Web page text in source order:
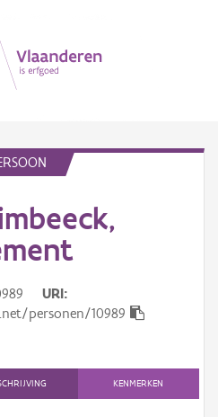
URI
personen/10989
KENMERKEN